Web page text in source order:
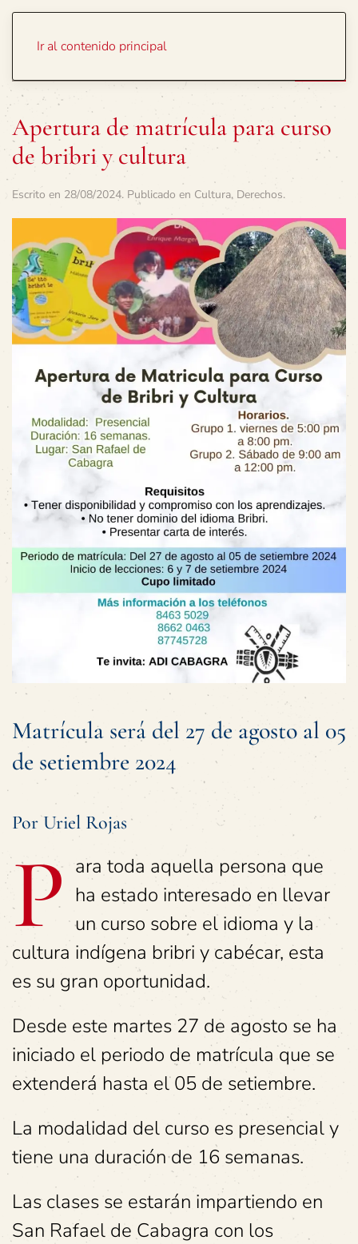
Ir al contenido principal
Apertura de matrícula para curso
de bribri y cultura
Escrito en 28/08/2024. Publicado en Cultura, Derechos.
Matrícula será del 27 de agosto al 05
de setiembre 2024
Por Uriel Rojas
P ara toda aquella persona que
ha estado interesado en llevar
un curso sobre el idioma y la
cultura indígena bribri y cabécar, esta
es su gran oportunidad.
Desde este martes 27 de agosto se ha
iniciado el periodo de matrícula que se
extenderá hasta el 05 de setiembre.
La modalidad del curso es presencial y
tiene una duración de 16 semanas.
Las clases se estarán impartiendo en
San Rafael de Cabagra con los